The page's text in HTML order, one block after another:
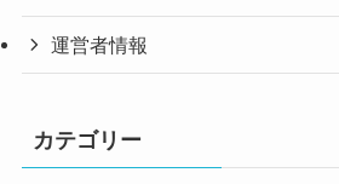
運営者情報
カテゴリー